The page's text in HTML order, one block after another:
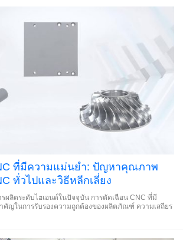
ที่มีความแม่นยำ: ปัญหาคุณภาพ
ทั่วไปและวิธีหลีกเลี่ยง
ผลิตระดับไฮเอนด์ในปัจจุบัน การตัดเฉือน CNC ที่มี
ญในการรับรองความถูกต้องของผลิตภัณฑ์ ความเสถียร